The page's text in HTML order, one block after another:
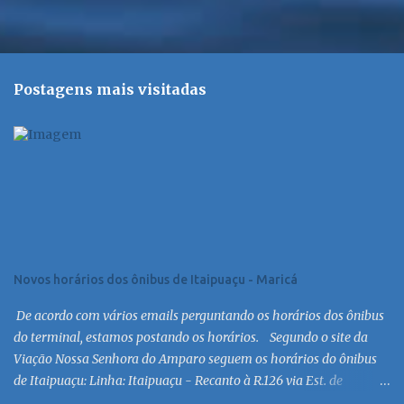
Postagens mais visitadas
Novos horários dos ônibus de Itaipuaçu - Maricá
De acordo com vários emails perguntando os horários dos ônibus
do terminal, estamos postando os horários. Segundo o site da
Viação Nossa Senhora do Amparo seguem os horários do ônibus
de Itaipuaçu: Linha: Itaipuaçu - Recanto à R.126 via Est. de